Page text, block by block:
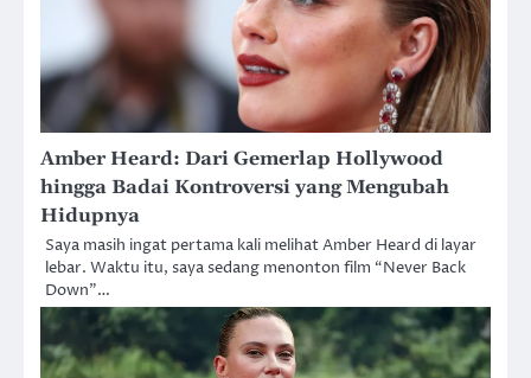
Amber Heard: Dari Gemerlap Hollywood
hingga Badai Kontroversi yang Mengubah
Hidupnya
Saya masih ingat pertama kali melihat Amber Heard di layar
lebar. Waktu itu, saya sedang menonton film “Never Back
Down”…